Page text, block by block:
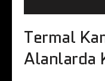
Termal
Alanlarda